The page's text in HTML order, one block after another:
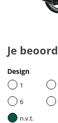
Je
Design
1
6
n.v.t.